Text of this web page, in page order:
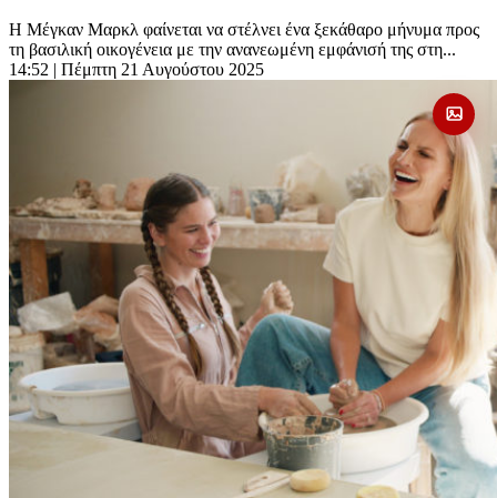
Η Μέγκαν Μαρκλ φαίνεται να στέλνει ένα ξεκάθαρο μήνυμα προς
τη βασιλική οικογένεια με την ανανεωμένη εμφάνισή της στη...
14:52 | Πέμπτη 21 Αυγούστου 2025